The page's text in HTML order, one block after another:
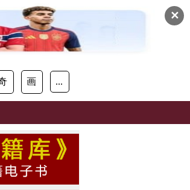
✕
画 ...